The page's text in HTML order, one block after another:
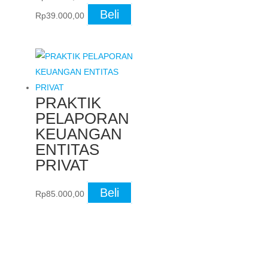
Original
Rp45.000,00.
Rp39.000,00Current
price
Rp39.000,00.
Beli
PRAKTIK
PELAPORAN
KEUANGAN
ENTITAS
PRIVAT
Rp85.000,00 Beli